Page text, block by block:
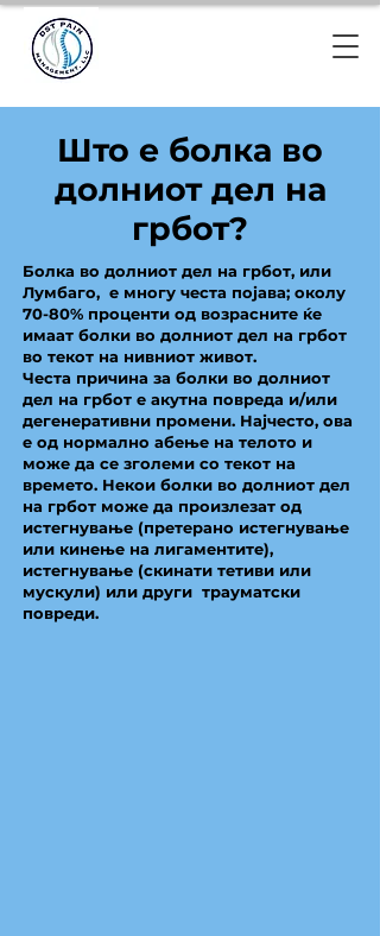
Што е болка во
долниот дел на
грбот?
Болка во долниот дел на грбот, или
Лумбаго, е многу честа појава; околу
70-80% проценти од возрасните ќе
имаат болки во долниот дел на грбот
во текот на нивниот живот.
Честа причина за болки во долниот
дел на грбот е акутна повреда и/или
дегенеративни промени. Најчесто, ова
е од нормално абење на телото и
може да се зголеми со текот на
времето. Некои болки во долниот дел
на грбот може да произлезат од
истегнување (претерано истегнување
или кинење на лигаментите),
истегнување (скинати тетиви или
мускули) или други трауматски
повреди.